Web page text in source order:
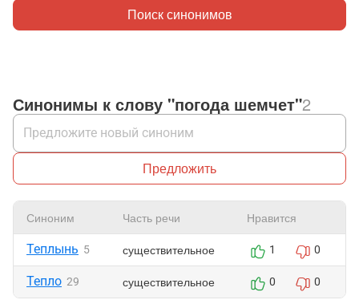
Поиск синонимов
Синонимы к слову "погода шемчет"2
Предложить
Синоним Часть речи Нравится
Теплынь 5 существительное 1 0
Тепло 29 существительное 0 0